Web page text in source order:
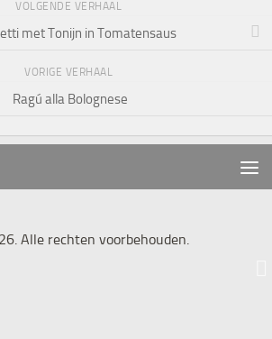
VOLGENDE VERHAAL
met Tonijn in Tomatensaus
VORIGE VERHAAL
Ragú alla Bolognese
Alle rechten voorbehouden.